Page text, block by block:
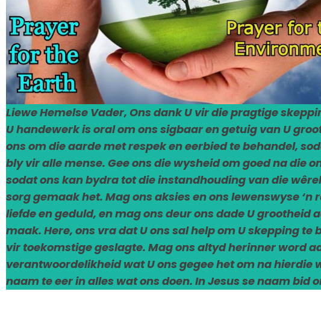
Liewe Hemelse Vader, Ons dank U vir die pragtige
U handewerk is oral om ons sigbaar en getuig van U
ons om die aarde met respek en eerbied te behandel,
bly vir alle mense. Gee ons die wysheid om goed na die
sodat ons kan bydra tot die instandhouding van die
sorg gemaak het. Mag ons aksies en ons lewenswyse ‘n
liefde en geduld, en mag ons deur ons dade U grootheid
maak. Here, ons vra dat U ons sal help om U skepping te
vir toekomstige geslagte. Mag ons altyd herinner word
verantwoordelikheid wat U ons gegee het om na hierdie
naam te eer in alles wat ons doen. In Jesus se naam bid